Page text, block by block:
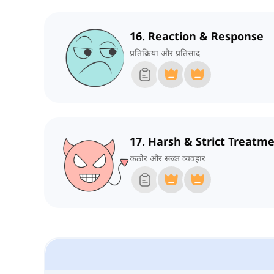
16. Reaction & Response
प्रतिक्रिया और प्रतिसाद
17. Harsh & Strict
कठोर और सख्त व्यवहार